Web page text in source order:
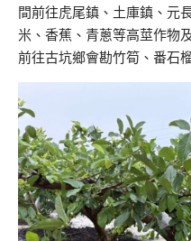
間前往虎尾鎮、土庫鎮、元
米、香蕉、青蔥等高莖作物
前往古坑鄉會勘竹筍、番石